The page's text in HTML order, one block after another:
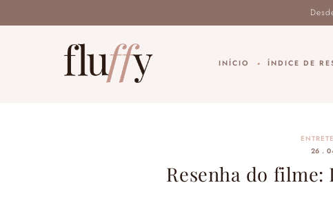
INÍCIO ÍNDICE DE
26 .
Resenha do